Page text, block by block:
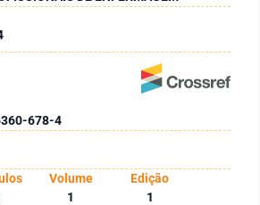
678-4
Volume
Edição
1 1